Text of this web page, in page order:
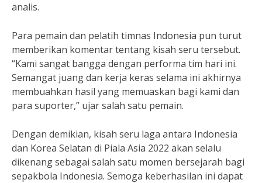
analis.
Para pemain dan pelatih timnas Indonesia pun turut
memberikan komentar tentang kisah seru tersebut.
“Kami sangat bangga dengan performa tim hari ini.
Semangat juang dan kerja keras selama ini akhirnya
membuahkan hasil yang memuaskan bagi kami dan
para suporter,” ujar salah satu pemain.
Dengan demikian, kisah seru laga antara Indonesia
dan Korea Selatan di Piala Asia 2022 akan selalu
dikenang sebagai salah satu momen bersejarah bagi
sepakbola Indonesia. Semoga keberhasilan ini dapat